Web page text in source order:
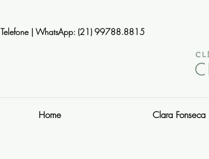
Telefone | WhatsApp: (21) 99788.8815
Home Clara Fonseca